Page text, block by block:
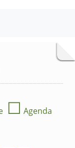
☐ Agenda